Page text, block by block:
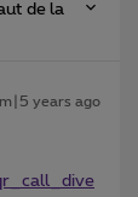
de la
years ago